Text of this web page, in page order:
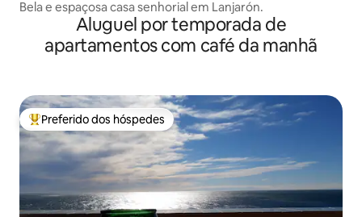
Bela e espaçosa casa senhorial em Lanjarón.
Aluguel por temporada de
apartamentos com café da manhã
Entre os melhores preferidos dos hóspedes
Preferido dos hóspedes